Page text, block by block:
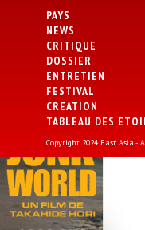
PAYS
NEWS
CRITIQUE
DOSSIER
ENTRETIEN
FESTIVAL
CREATION
TABLEAU DES
Copyright 2024 East Asia -